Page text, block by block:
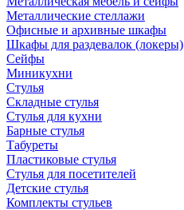
Металлические стеллажи
Офисные и архивные шкафы
Шкафы для раздевалок (локеры)
Сейфы
Миникухни
Стулья
Складные стулья
Стулья для кухни
Барные стулья
Табуреты
Пластиковые стулья
Стулья для посетителей
Детские стулья
Комплекты стульев